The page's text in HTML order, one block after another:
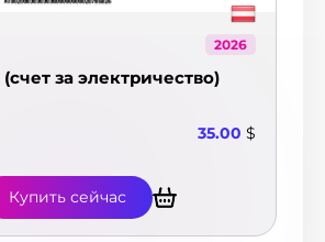
2026
за электричество)
35.00 $
Купить сейчас